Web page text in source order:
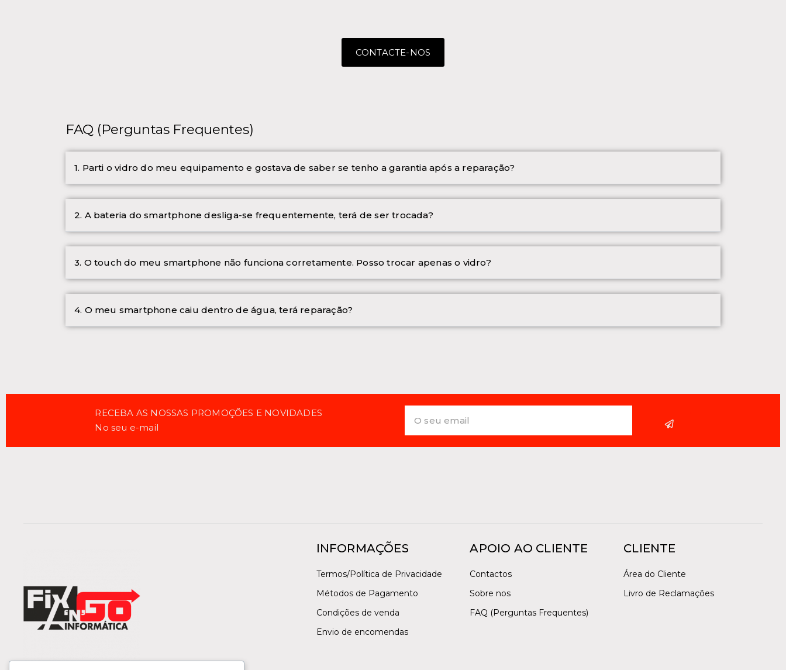
CONTACTE-NOS
FAQ (Perguntas Frequentes)
1. Parti o vidro do meu equipamento e gostava de saber se tenho a garantia após a reparação?
2. A bateria do smartphone desliga-se frequentemente, terá de ser trocada?
3. O touch do meu smartphone não funciona corretamente. Posso trocar apenas o vidro?
4. O meu smartphone caiu dentro de água, terá reparação?
RECEBA AS NOSSAS PROMOÇÕES E NOVIDADES
No seu e-mail
INFORMAÇÕES
Termos/Política de Privacidade
Métodos de Pagamento
Condições de venda
Envio de encomendas
APOIO AO CLIENTE
Contactos
Sobre nos
FAQ (Perguntas Frequentes)
CLIENTE
Área do Cliente
Livro de Reclamações